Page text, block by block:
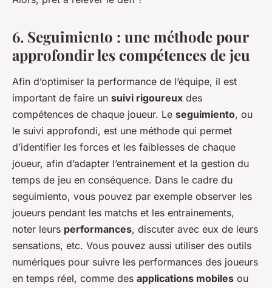
6. Seguimiento : une méthode pour
approfondir les compétences de jeu
Afin d’optimiser la performance de l’équipe, il est
important de faire un suivi rigoureux des
compétences de chaque joueur. Le seguimiento, ou
le suivi approfondi, est une méthode qui permet
d’identifier les forces et les faiblesses de chaque
joueur, afin d’adapter l’entrainement et la gestion du
temps de jeu en conséquence. Dans le cadre du
seguimiento, vous pouvez par exemple observer les
joueurs pendant les matchs et les entrainements,
noter leurs performances, discuter avec eux de leurs
sensations, etc. Vous pouvez aussi utiliser des outils
numériques pour suivre les performances des joueurs
en temps réel, comme des applications mobiles ou